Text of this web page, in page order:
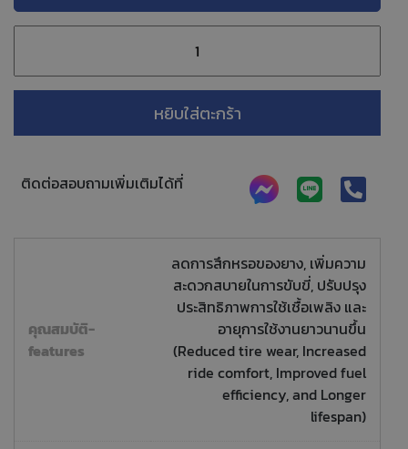
หยิบใส่ตะกร้า
ติดต่อสอบถามเพิ่มเติมได้ที่
คุณสมบัติ-
features
ลดการสึกหรอของยาง, เพิ่มความ
สะดวกสบายในการขับขี่, ปรับปรุง
ประสิทธิภาพการใช้เชื้อเพลิง และ
อายุการใช้งานยาวนานขึ้น
(Reduced tire wear, Increased
ride comfort, Improved fuel
efficiency, and Longer
lifespan)